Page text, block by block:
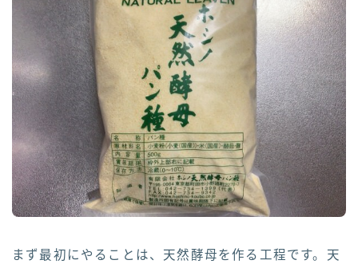
まず最初にやることは、天然酵母を作る工程です。天